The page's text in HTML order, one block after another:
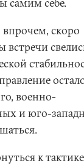
скоро
встречи
военно-
и юго-
к тактике